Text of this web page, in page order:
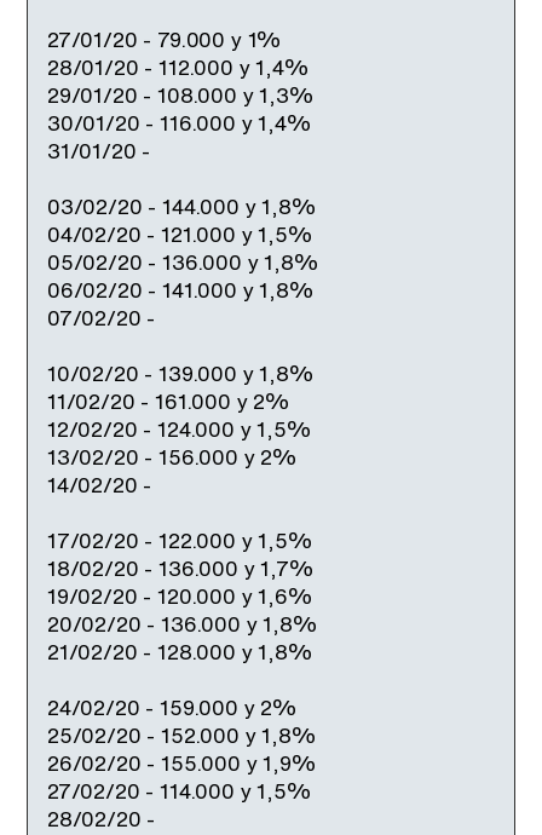
27/01/20 - 79.000 y 1%
28/01/20 - 112.000 y 1,4%
29/01/20 - 108.000 y 1,3%
30/01/20 - 116.000 y 1,4%
31/01/20 -
03/02/20 - 144.000 y 1,8%
04/02/20 - 121.000 y 1,5%
05/02/20 - 136.000 y 1,8%
06/02/20 - 141.000 y 1,8%
07/02/20 -
10/02/20 - 139.000 y 1,8%
11/02/20 - 161.000 y 2%
12/02/20 - 124.000 y 1,5%
13/02/20 - 156.000 y 2%
14/02/20 -
17/02/20 - 122.000 y 1,5%
18/02/20 - 136.000 y 1,7%
19/02/20 - 120.000 y 1,6%
20/02/20 - 136.000 y 1,8%
21/02/20 - 128.000 y 1,8%
24/02/20 - 159.000 y 2%
25/02/20 - 152.000 y 1,8%
26/02/20 - 155.000 y 1,9%
27/02/20 - 114.000 y 1,5%
28/02/20 -